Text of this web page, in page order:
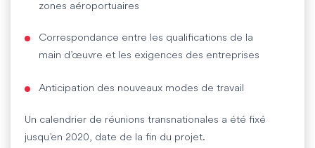
zones aéroportuaires
Correspondance entre les qualifications de la
main d’œuvre et les exigences des entreprises
Anticipation des nouveaux modes de travail
Un calendrier de réunions transnationales a été fixé
jusqu’en 2020, date de la fin du projet.